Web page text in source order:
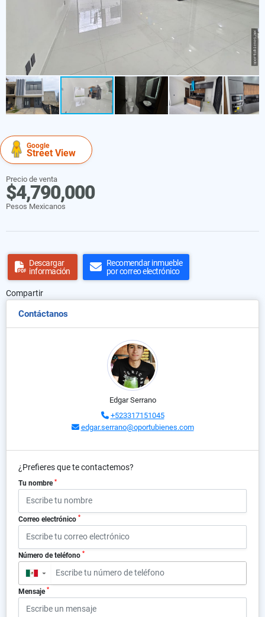
Google
Street View
Precio de venta
$4,790,000
Pesos Mexicanos
Descargar
información
Recomendar inmueble
por correo electrónico
Compartir
Contáctanos
Edgar Serrano
+523317151045
edgar.serrano@oportubienes.com
¿Prefieres que te contactemos?
Tu nombre *
Correo electrónico *
Número de teléfono *
▼
Mensaje *